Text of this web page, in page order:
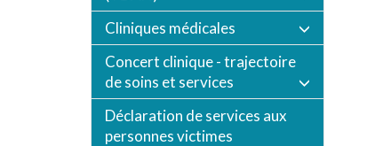
Cliniques médicales
Concert clinique - trajectoire
de soins et services
Déclaration de services aux
personnes victimes